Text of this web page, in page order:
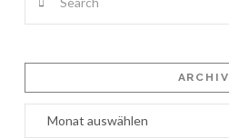
ARCHIV
Archiv